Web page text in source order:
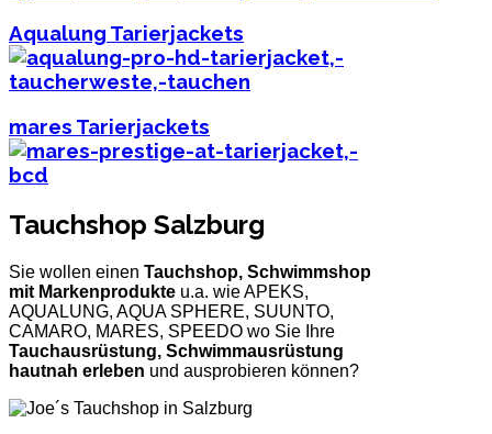
Aqualung Tarierjackets
mares Tarierjackets
Tauchshop Salzburg
Sie wollen einen Tauchshop, Schwimmshop
mit Markenprodukte u.a. wie APEKS,
AQUALUNG, AQUA SPHERE, SUUNTO,
CAMARO, MARES, SPEEDO wo Sie Ihre
Tauchausrüstung, Schwimmausrüstung
hautnah erleben und ausprobieren können?